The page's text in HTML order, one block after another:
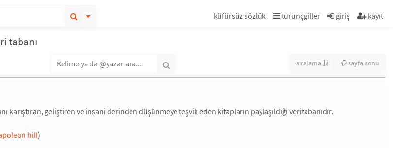
küfürsüz sözlük turunçgiller giriş kayıt
tabanı
sıralama sayfa sonu
karıştıran, geliştiren ve insani derinden düşünmeye teşvik eden kitapların paylaşıldığı veritabanıdır.
hill)